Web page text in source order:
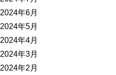
2024年6月
2024年5月
2024年4月
2024年3月
2024年2月